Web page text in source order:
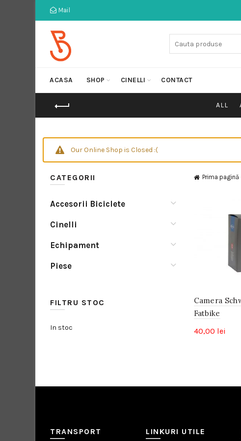
Mail
ACASA SHOP CINELLI CONTACT
ALL
Our Online Shop is Closed :(
Prima pagină
Camera
Fatbike
40,00 lei
CATEGORII
Accesorii Biciclete
Cinelli
Echipament
Piese
FILTRU STOC
In stoc
TRANSPORT LINKURI UTILE